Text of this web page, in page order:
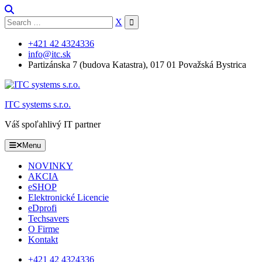
Skip
to
content
Search
for:
X
+421 42 4324336
info@itc.sk
Partizánska 7 (budova Katastra), 017 01 Považská Bystrica
ITC systems s.r.o.
Váš spoľahlivý IT partner
Menu
NOVINKY
AKCIA
eSHOP
Elektronické Licencie
eDprofi
Techsavers
O Firme
Kontakt
+421 42 4324336